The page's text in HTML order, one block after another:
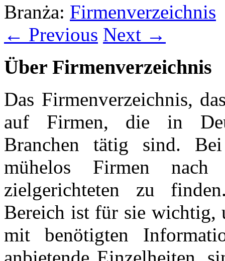
Branża: Firmenverzeichnis
← Previous Next →
Über Firmenverzeichnis
Das Firmenverzeichnis,
auf Firmen, die in
Branchen tätig sind.
mühelos Firmen nach
zielgerichteten zu
Bereich ist für sie wichtig,
mit benötigten